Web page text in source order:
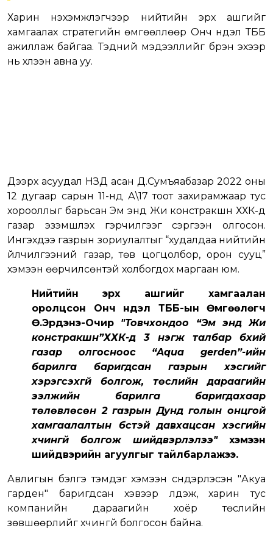
Харин нэхэмжлэгчээр нийтийн эрх ашгийг
хамгаалах стратегийн өмгөөллөөр Онч нүүдэл ТББ
ажиллаж байгаа. Тэдний мэдээллийг бүрэн эхээр
нь хүлээн авна уу.
Дээрх асуудал НЗД асан Д.Сумъяабазар 2022 оны
12 дугаар сарын 11-нд А\17 тоот захирамжаар тус
хорооллыг барьсан Эм энд Жи констракшн ХХК-д
газар эзэмшүүлэх гэрчилгээг сэргээн олгосон.
Ингэхдээ газрын зориулалтыг “худалдаа нийтийн
үйлчилгээний газар, төв цогцолбор, орон сууц”
хэмээн өөрчилсөнтэй холбогдох маргаан юм.
Нийтийн эрх ашгийг хамгаалан
оролцсон Онч нүүдэл ТББ-ын Өмгөөлөгч
Ө.Эрдэнэ-Очир "Товчхондоо “Эм энд Жи
констракшн”ХХК-д 3 нэгж талбар бүхий
газар олгосноос “Aqua gerden”-ийн
барилга баригдсан газрын хэсгийг
хэрэгсэхгүй болгож, төслийн дараагийн
ээлжийн барилга баригдахаар
төлөвлөсөн 2 газрын Дунд голын онцгой
хамгаалалтын бүстэй давхацсан хэсгийн
хүчингүй болгож шийдвэрлэлээ" хэмээн
шийдвэрийн агуулгыг тайлбарлажээ.
Авлигын бэлгэ тэмдэг хэмээн сүндэрлэсэн "Акуа
гарден" баригдсан хэвээр үлдэж, харин тус
компанийн дараагийн хоёр төслийн
зөвшөөрлийг хүчингүй болгосон байна.